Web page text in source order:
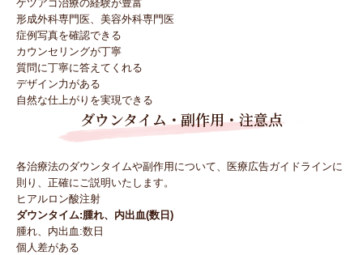
ケツアゴ治療の経験が豊富
形成外科専門医、美容外科専門医
症例写真を確認できる
カウンセリングが丁寧
質問に丁寧に答えてくれる
デザイン力がある
自然な仕上がりを実現できる
ダウンタイム・副作用・注意点
各治療法のダウンタイムや副作用について、医療広告ガイドラインに
則り、正確にご説明いたします。
ヒアルロン酸注射
ダウンタイム:腫れ、内出血(数日)
腫れ、内出血:数日
個人差がある